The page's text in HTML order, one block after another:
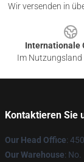
Wir versenden in
Internationale
Im Nutzungsland
Kontaktieren Sie
Our Head Office:
Our Warehouse: